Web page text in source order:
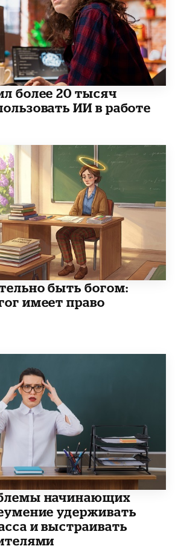
более 20 тысяч
ИИ в работе
быть богом:
имеет право
начинающих
удерживать
и выстраивать